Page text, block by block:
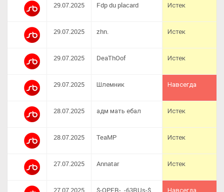
29.07.2025 Fdp du placard Истек
29.07.2025 zhn. Истек
29.07.2025 DeaThOof Истек
29.07.2025 Шлемник Навсегда
28.07.2025 адм мать ебал Истек
28.07.2025 TeaMP Истек
27.07.2025 Annatar Истек
27.07.2025 $-OPER-_-63RUs-$ Навсегда